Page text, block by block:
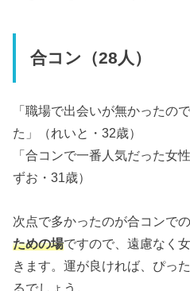
合コン（28人）
「職場で出会いが無かったの
た」（れいと・32歳）
「合コンで一番人気だった女
ずお・31歳）
次点で多かったのが合コンで
ための場ですので、遠慮なく
きます。運が良ければ、ぴっ
るでしょう。